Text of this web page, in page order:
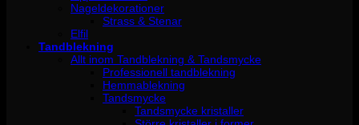
Nageldekorationer
Strass & Stenar
Elfil
Tandblekning
Allt inom Tandblekning & Tandsmycke
Professionell tandblekning
Hemmablekning
Tandsmycke
Tandsmycke kristaller